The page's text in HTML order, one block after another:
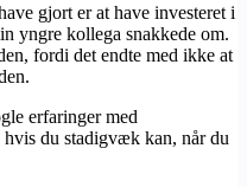
gjort er at have investeret i
yngre kollega snakkede om.
fordi det endte med ikke at
erfaringer med
du stadigvæk kan, når du